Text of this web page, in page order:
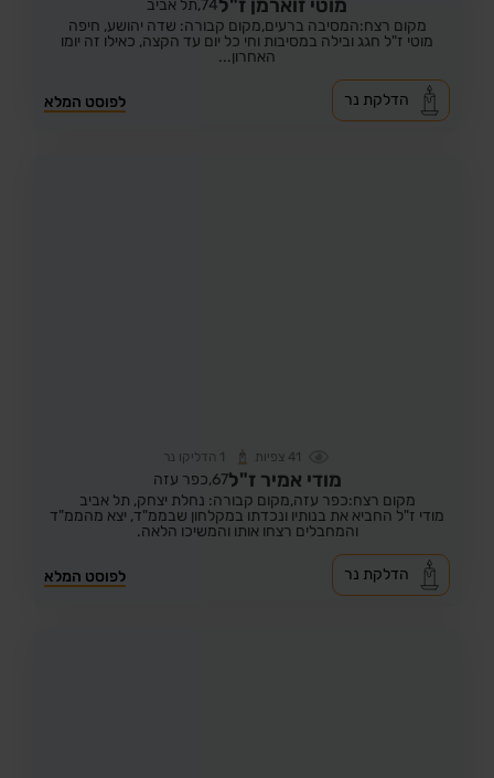
מוטי זוארמן ז"ל74, תל אביב
מקום רצח:המסיבה ברעים,מקום קבורה: שדה יהושע, חיפה
מוטי ז"ל חגג ובילה במסיבות וחי כל יום עד הקצה, כאילו זה יומו
האחרון...
לפוסט המלא הדלקת נר
41 צפיות 1 הדליקו נר
מודי אמיר ז"ל67, כפר עזה
מקום רצח:כפר עזה,מקום קבורה: נחלת יצחק, תל אביב
מודי ז"ל החביא את בנותיו ונכדתו במקלחון שבממ"ד, יצא מהממ"ד
והמחבלים רצחו אותו והמשיכו הלאה.
לפוסט המלא הדלקת נר